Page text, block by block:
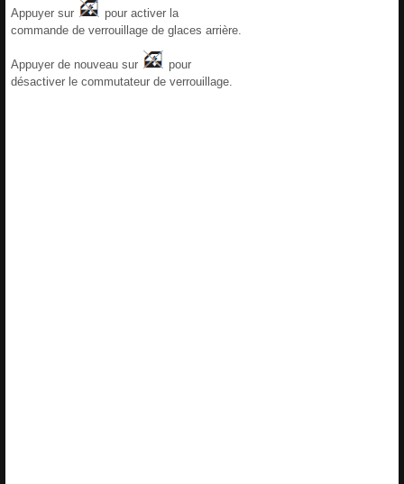
Appuyer sur
pour activer la
commande de verrouillage de glaces arrière.
Appuyer de nouveau sur
pour
désactiver le commutateur de verrouillage.